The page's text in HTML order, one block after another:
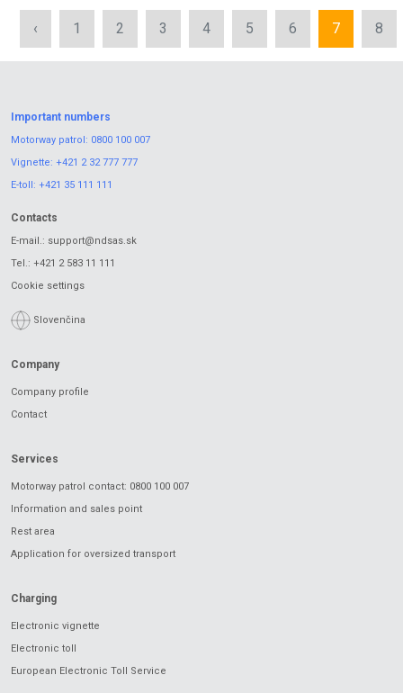
‹ 1 2 3 4 5 6 7 8
Important numbers
Motorway patrol: 0800 100 007
Vignette: +421 2 32 777 777
E-toll: +421 35 111 111
Contacts
E-mail.: support@ndsas.sk
Tel.: +421 2 583 11 111
Cookie settings
Slovenčina
Company
Company profile
Contact
Services
Motorway patrol contact: 0800 100 007
Information and sales point
Rest area
Application for oversized transport
Charging
Electronic vignette
Electronic toll
European Electronic Toll Service